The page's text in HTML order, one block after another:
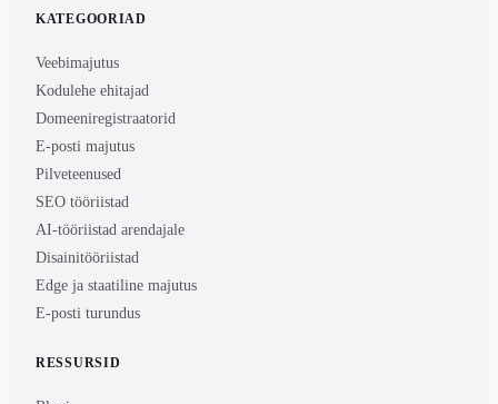
KATEGOORIAD
Veebimajutus
Kodulehe ehitajad
Domeeniregistraatorid
E-posti majutus
Pilveteenused
SEO tööriistad
AI-tööriistad arendajale
Disainitööriistad
Edge ja staatiline majutus
E-posti turundus
RESSURSID